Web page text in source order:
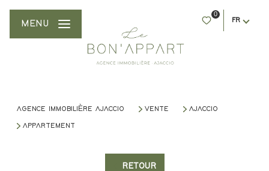
0
FR
MENU
AGENCE IMMOBILIÈRE AJACCIO VENTE AJACCIO
APPARTEMENT
RETOUR